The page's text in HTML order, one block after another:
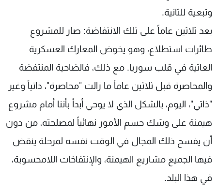
وتبعية للثانية.
بعد ثلاثين عاماً على تلك الانتفاضة: صار للمشروع
طائرات استطلاع، وهو يخوض المعارك العسكرية
العاتية في قلب سوريا. مع ذلك، فالضاحية المنتفضة
والمحاصرة قبل ثلاثين عاماً ما زالت "محاصرة"، ذاتياً وغير
"ذاتي"، اليوم، بالشكل الذي لا يوحي أبداً بأننا أمام مشروع
هيمنة على وشك حسم الأمور نهائياً لمصلحته، من دون
أن يفسح ذلك المجال في الوقت نفسه لمرحلة ينقض
فيها الجميع مشاريع الهيمنة، والإنتفاخات اللامحسوبة،
في هذا البلد.